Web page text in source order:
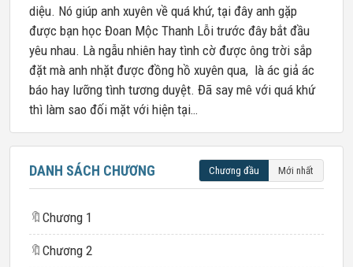
diệu. Nó giúp anh xuyên về quá khứ, tại đây anh gặp
được bạn học Đoan Mộc Thanh Lỗi trước đây bắt đầu
yêu nhau. Là ngẫu nhiên hay tình cờ được ông trời sắp
đặt mà anh nhặt được đồng hồ xuyên qua, là ác giả ác
báo hay lưỡng tình tương duyệt. Đã say mê với quá khứ
thì làm sao đối mặt với hiện tại…
DANH SÁCH CHƯƠNG Chương đầu Mới nhất
🔖 Chương 1
🔖 Chương 2